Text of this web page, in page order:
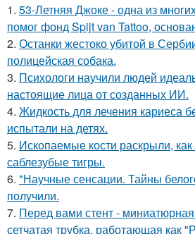
1. 53-Летняя Джоке - одна из
помог фонд Spijt van Tattoo,
2. Останки жестоко убитой в
полицейская собака.
3. Психологи научили людей
настоящие лица от созданных ИИ.
4. Жидкость для лечения кариеса
испытали на детях.
5. Ископаемые кости раскрыли,
саблезубые тигры.
6. "Научные сенсации. Тайны
получили.
7. Перед вами стент -
сетчатая трубка, работающая как